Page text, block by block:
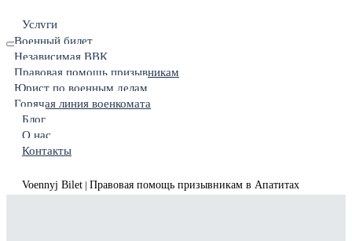
Услуги
Военный билет
Независимая ВВК
Правовая помощь призывникам
Юрист по военным делам
Горячая линия военкомата
Блог
О нас
Контакты
Voennyj Bilet Правовая помощь призывникам в Апатитах